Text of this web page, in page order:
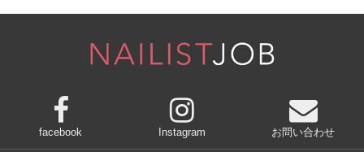
326
facebook Instagram お問い合わせ